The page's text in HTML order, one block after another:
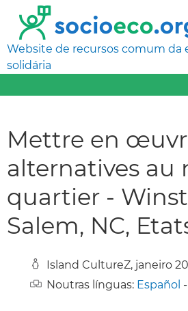
Website de recursos comum da
solidária
Mettre en
alternatives au
quartier -
Salem, NC,
Island CultureZ, janeiro
Noutras línguas: Español -